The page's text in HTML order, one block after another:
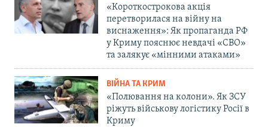
«Короткострокова акція
перетворилася на війну на
виснаження»: Як пропаганда РФ
у Криму пояснює невдачі «СВО»
та залякує «мінними атаками»
ВІЙНА ТА КРИМ
«Полювання на колони». Як ЗСУ
ріжуть військову логістику Росії в
Криму